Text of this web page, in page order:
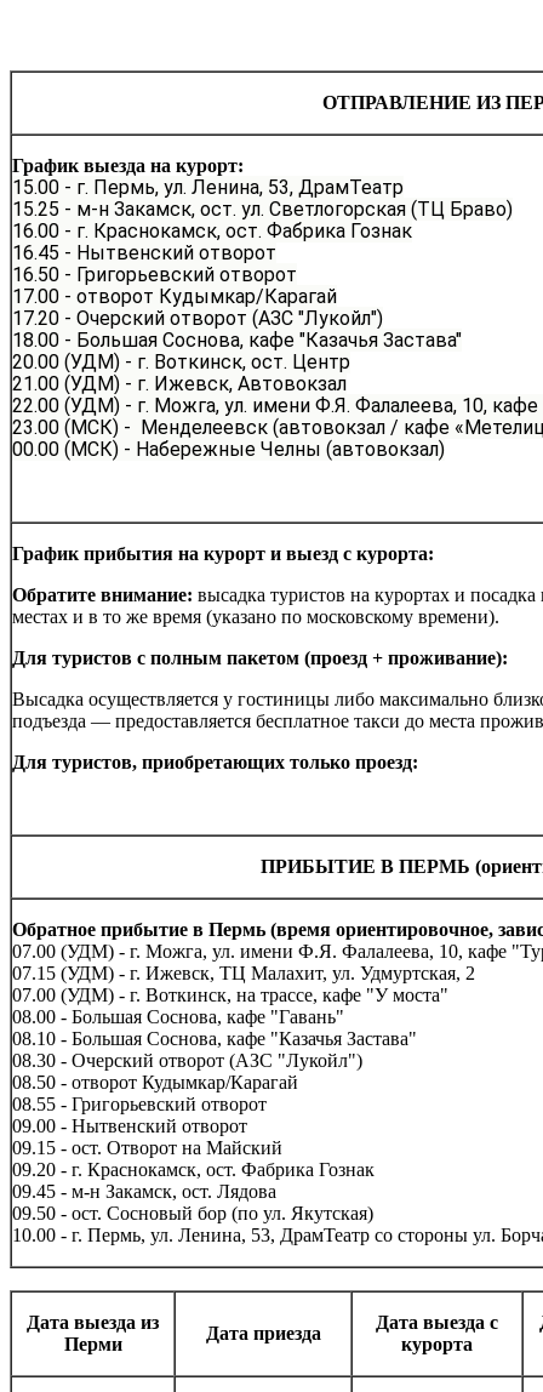
ОТПРАВЛЕНИЕ ИЗ
График выезда на курорт:
15.00 - г. Пермь, ул. Ленина, 53, ДрамТеатр
15.25 - м-н Закамск, ост. ул. Светлогорская (ТЦ Браво)
16.00 - г. Краснокамск, ост. Фабрика Гознак
16.45 - Нытвенский отворот
16.50 - Григорьевский отворот
17.00 - отворот Кудымкар/Карагай
17.20 - Очерский отворот (АЗС "Лукойл")
18.00 - Большая Соснова, кафе "Казачья Застава"
20.00 (УДМ) - г. Воткинск, ост. Центр
21.00 (УДМ) - г. Ижевск, Автовокзал
22.00 (УДМ) - г. Можга, ул. имени Ф.Я. Фалалеева, 10, кафе
23.00 (МСК) - Менделеевск (автовокзал / кафе
00.00 (МСК) - Набережные Челны (автовокзал)
График прибытия на курорт и выезд с курорта:
Обратите внимание: высадка туристов на курортах и
местах и в то же время (указано по московскому времени).
Для туристов с полным пакетом (проезд + проживание):
Высадка осуществляется у гостиницы либо максимально
подъезда — предоставляется бесплатное такси до места
Для туристов, приобретающих только проезд:
ПРИБЫТИЕ В ПЕРМЬ
Обратное прибытие в Пермь (время ориентировочное,
07.00 (УДМ) - г. Можга, ул. имени Ф.Я. Фалалеева, 10, кафе
07.15 (УДМ) - г. Ижевск, ТЦ Малахит, ул. Удмуртская, 2
07.00 (УДМ) - г. Воткинск, на трассе, кафе "У моста"
08.00 - Большая Соснова, кафе "Гавань"
08.10 - Большая Соснова, кафе "Казачья Застава"
08.30 - Очерский отворот (АЗС "Лукойл")
08.50 - отворот Кудымкар/Карагай
08.55 - Григорьевский отворот
09.00 - Нытвенский отворот
09.15 - ост. Отворот на Майский
09.20 - г. Краснокамск, ост. Фабрика Гознак
09.45 - м-н Закамск, ост. Лядова
09.50 - ост. Сосновый бор (по ул. Якутская)
10.00 - г. Пермь, ул. Ленина, 53, ДрамТеатр со стороны ул.
Дата выезда из
Перми
Дата приезда
Дата выезда с
курорта